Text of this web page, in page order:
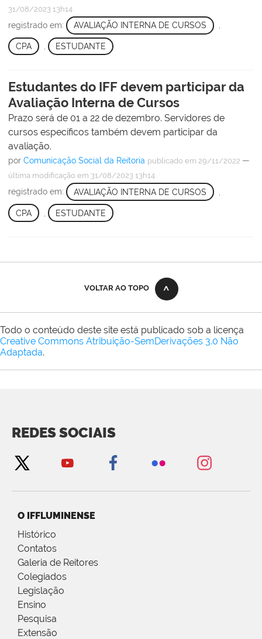
31/08/2023 13h14
registrado em: AVALIAÇÃO INTERNA DE CURSOS ,
CPA ESTUDANTE
Estudantes do IFF devem participar da
Avaliação Interna de Cursos
Prazo será de 01 a 22 de dezembro. Servidores de
cursos específicos também devem participar da
avaliação.
por Comunicação Social da Reitoria publicado em 29/11/2022 —
última modificação em 31/08/2023 13h14
registrado em: AVALIAÇÃO INTERNA DE CURSOS
CPA ESTUDANTE
VOLTAR AO TOPO
Todo o conteúdo deste site está publicado sob a licença
Creative Commons Atribuição-SemDerivações 3.0 Não
Adaptada.
REDES SOCIAIS
O IFFLUMINENSE
Histórico
Contatos
Galeria de Reitores
Colegiados
Legislação
Ensino
Pesquisa
Extensão